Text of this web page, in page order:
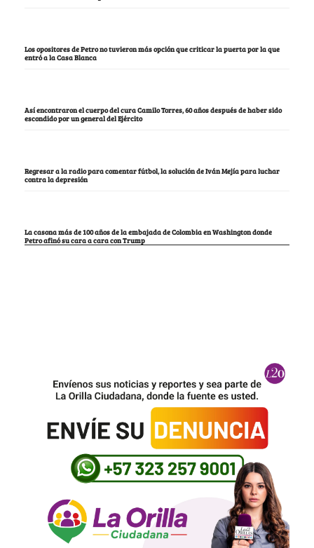
Los opositores de Petro no tuvieron más opción que criticar la puerta por la que
entró a la Casa Blanca
Así encontraron el cuerpo del cura Camilo Torres, 60 años después de haber sido
escondido por un general del Ejército
Regresar a la radio para comentar fútbol, la solución de Iván Mejía para luchar
contra la depresión
La casona más de 100 años de la embajada de Colombia en Washington donde
Petro afinó su cara a cara con Trump